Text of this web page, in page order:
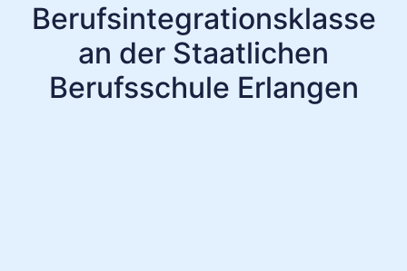
Berufsintegrationsklasse
an der Staatlichen
Berufsschule Erlangen